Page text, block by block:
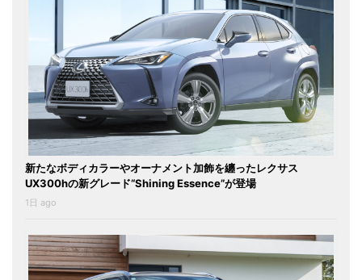
新たなボディカラーやオーナメント加飾を纏ったレクサス
UX300hの新グレード“Shining Essence”が登場
1日 ago